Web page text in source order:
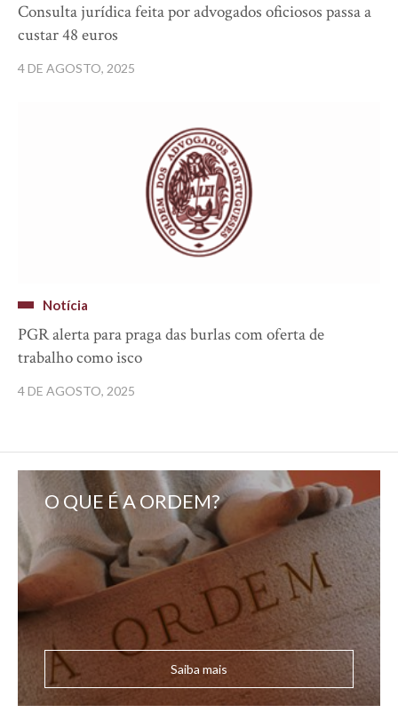
Consulta jurídica feita por advogados oficiosos passa a
custar 48 euros
4 DE AGOSTO, 2025
Notícia
PGR alerta para praga das burlas com oferta de
trabalho como isco
4 DE AGOSTO, 2025
O QUE É A ORDEM?
Saiba mais